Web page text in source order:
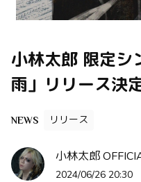
小林太郎 限定シ
雨」リリース決
NEWS リリース
小林太郎
2024/06/26 20:30